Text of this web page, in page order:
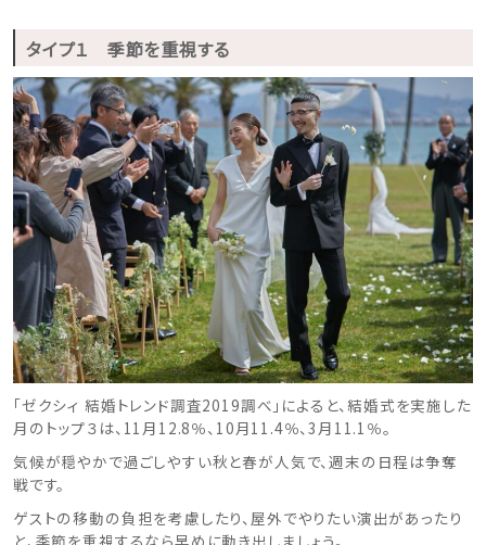
タイプ１ 季節を重視する
「ゼクシィ 結婚トレンド調査2019調べ」によると、結婚式を実施した
月のトップ３は、11月12.8％、10月11.4％、3月11.1％。
気候が穏やかで過ごしやすい秋と春が人気で、週末の日程は争奪
戦です。
ゲストの移動の負担を考慮したり、屋外でやりたい演出があったり